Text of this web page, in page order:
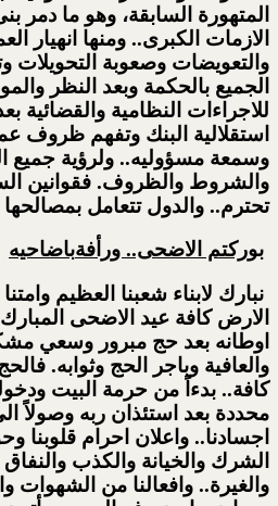
المتهورة السابقة، وهو ما دمر
الازمات الكبرى.. ومنها انهيار
والتعويضات وصعوبة التحويلات
الجميع بالحكمة وبعد النظر
للاجراءات النظامية والقضائية
استقلالية البنك وتفهم ظروف
وسمعة مسؤوليه.. ولرؤية جميع
والشروط والظروف. فقوانين
تحترم.. والدول تتعامل بمصالحها
بوركتم الاضحى.. ورأفةباضاحيه
نبارك لابناء شعبنا العظيم
الارض كافة عيد الاضحى
اوطانه بعد حج مبرور وسعي
والعافية وباجر الحج وثوابه.
كافة.. بدءاً من حرمة البيت
محددة بعد استئذان ربه وصولاً
اجسادنا.. واعلان احرام قلوبنا
الشرك والخيانة والكذب
والغيرة.. وافعالنا من الشهوات